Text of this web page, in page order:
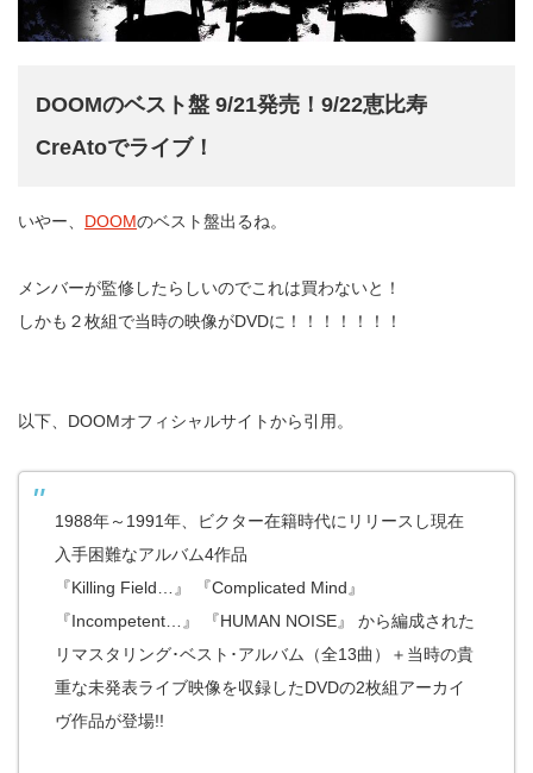
DOOMのベスト盤 9/21発売！9/22恵比寿
CreAtoでライブ！
いやー、 DOOMのベスト盤出るね。
メンバーが監修したらしいのでこれは買わないと！
しかも２枚組で当時の映像がDVDに！！！！！！！
以下、DOOMオフィシャルサイトから引用。
1988年～1991年、ビクター在籍時代にリリースし現在
入手困難なアルバム4作品
『Killing Field…』 『Complicated Mind』
『Incompetent…』 『HUMAN NOISE』 から編成された
リマスタリング･ベスト･アルバム（全13曲）＋当時の貴
重な未発表ライブ映像を収録したDVDの2枚組アーカイ
ヴ作品が登場!!